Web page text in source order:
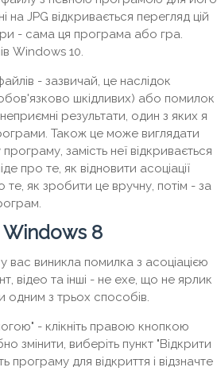
JPG відкривається перегляд цій
- сама ця програма або гра.
Windows 10.
- зазвичай, це наслідок
шкідливих) або помилок
результати, один з яких я
Також це може виглядати
замість неї відкривається
про те, як відновити асоціації
те, як зробити це вручну, потім - за
Windows 8
вас виникла помилка з асоціацією
відео та інші - не exe, що не ярлик
одним з трьох способів.
- клікніть правою кнопкою
змінити, виберіть пункт "Відкрити
для відкриття і відзначте